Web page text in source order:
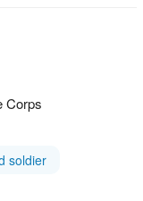
Corps
soldier